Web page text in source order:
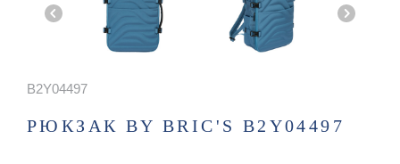
B2Y04497
РЮКЗАК BY BRIC'S B2Y04497